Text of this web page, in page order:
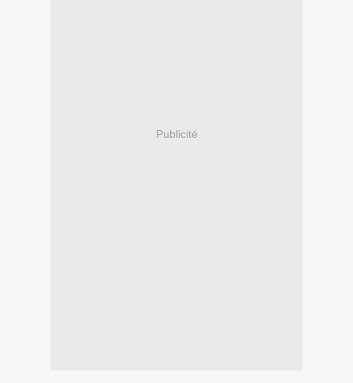
Publicité